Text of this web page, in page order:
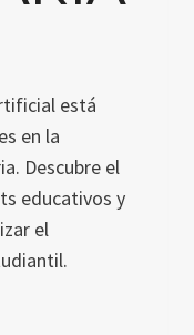
está
en la
Descubre el
educativos y
el